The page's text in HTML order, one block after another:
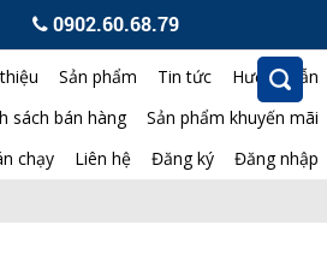
0902.60.68.79
Sản phẩm Tin tức
Hướng dẫn
sách bán hàng
Sản phẩm khuyến mãi
chạy
Liên hệ Đăng ký Đăng nhập